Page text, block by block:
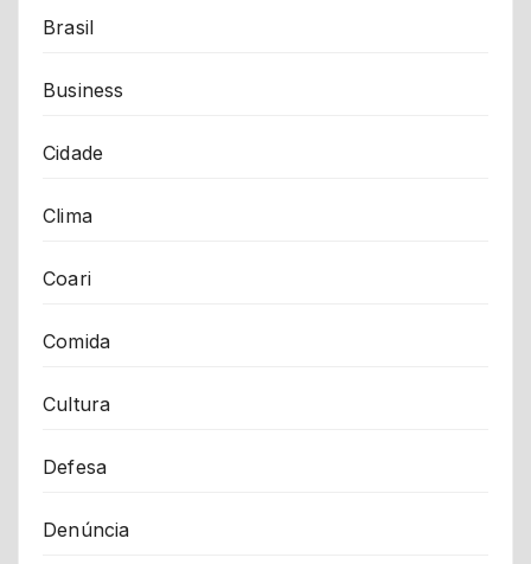
Brasil
Business
Cidade
Clima
Coari
Comida
Cultura
Defesa
Denúncia